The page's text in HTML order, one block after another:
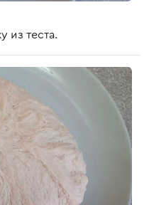
из теста.